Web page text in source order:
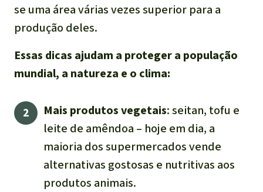
se uma área várias vezes superior para a
produção deles.
Essas dicas ajudam a proteger a população
mundial, a natureza e o clima:
Mais produtos vegetais: seitan, tofu e
leite de amêndoa – hoje em dia, a
maioria dos supermercados vende
alternativas gostosas e nutritivas aos
produtos animais.